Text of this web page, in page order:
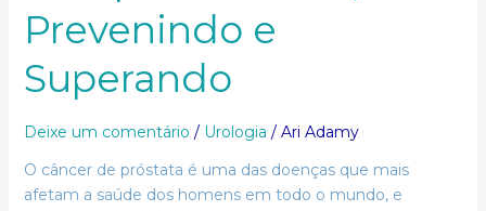
Prevenindo e
Superando
Deixe um comentário / Urologia / Ari Adamy
O câncer de próstata é uma das doenças que mais
afetam a saúde dos homens em todo o mundo, e